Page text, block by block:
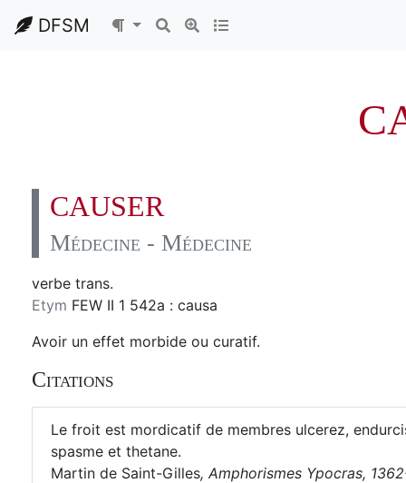
DFSM
CAUSER
Médecine - Médecine
verbe trans.
Etym FEW II 1 542a : causa
Avoir un effet morbide ou curatif.
Citations
Le froit est mordicatif de membres ulcerez,
spasme et thetane.
Martin de Saint-Gilles, Amphorismes Ypocras,